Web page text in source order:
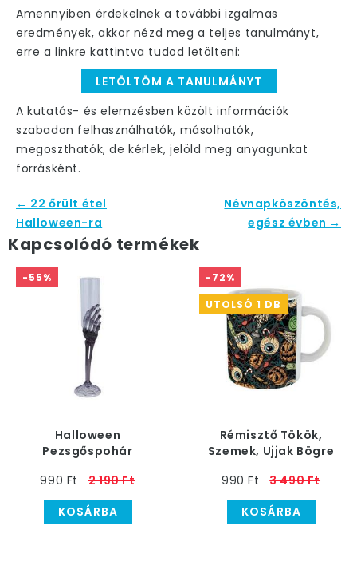
Amennyiben érdekelnek a további izgalmas
eredmények, akkor nézd meg a teljes tanulmányt,
erre a linkre kattintva tudod letölteni:
LETÖLTÖM A TANULMÁNYT
A kutatás- és elemzésben közölt információk
szabadon felhasználhatók, másolhatók,
megoszthatók, de kérlek, jelöld meg anyagunkat
forrásként.
Névnapköszöntés,
egész évben →
← 22 őrült étel
Halloween-ra
Kapcsolódó termékek
-55%
Halloween
Pezsgőspohár
990 Ft
2 190 Ft
KOSÁRBA
-72%
UTOLSÓ 1 DB
Rémisztő Tökök,
Szemek, Ujjak Bögre
990 Ft
3 490 Ft
KOSÁRBA